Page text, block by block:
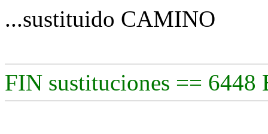
...sustituido CAMINO
FIN sustituciones == 6448